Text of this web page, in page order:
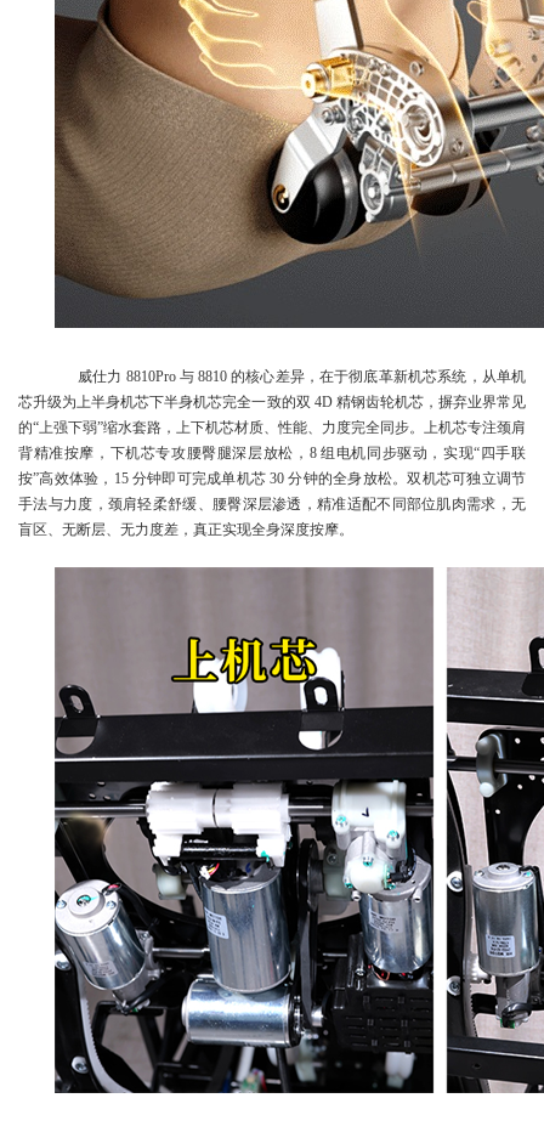
威仕力 8810Pro 与 8810 的核心差异，在于彻底革新机芯系统，从单机
芯升级为上半身机芯下半身机芯完全一致的双 4D 精钢齿轮机芯，摒弃业界常见
的“上强下弱”缩水套路，上下机芯材质、性能、力度完全同步。上机芯专注颈肩
背精准按摩，下机芯专攻腰臀腿深层放松，8 组电机同步驱动，实现“四手联
按”高效体验，15 分钟即可完成单机芯 30 分钟的全身放松。双机芯可独立调节
手法与力度，颈肩轻柔舒缓、腰臀深层渗透，精准适配不同部位肌肉需求，无
盲区、无断层、无力度差，真正实现全身深度按摩。